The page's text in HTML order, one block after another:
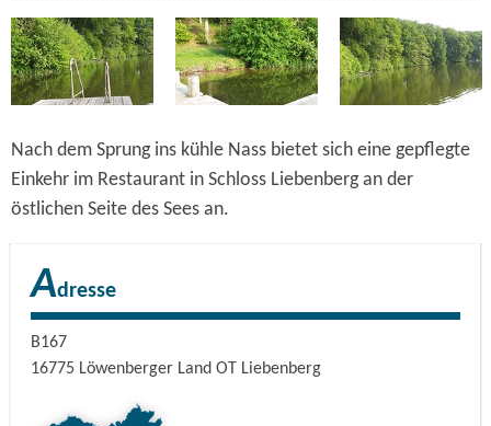
Nach dem Sprung ins kühle Nass bietet sich eine gepflegte
Einkehr im Restaurant in Schloss Liebenberg an der
östlichen Seite des Sees an.
Adresse
B167
16775 Löwenberger Land OT Liebenberg